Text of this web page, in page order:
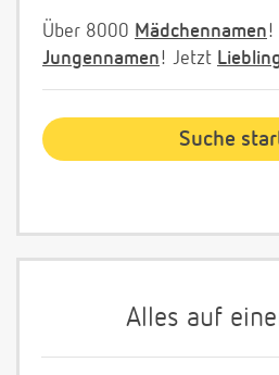
Über 8000 Mädchennamen!
Jungennamen! Jetzt
Alles auf